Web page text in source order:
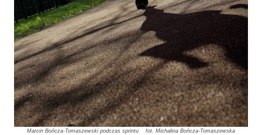
Marcin Bończa-Tomaszewski podczas sprintu fot. Michalina Bończa-Tomaszewska